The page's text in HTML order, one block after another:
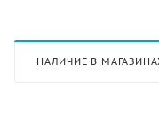
НАЛИЧИЕ В